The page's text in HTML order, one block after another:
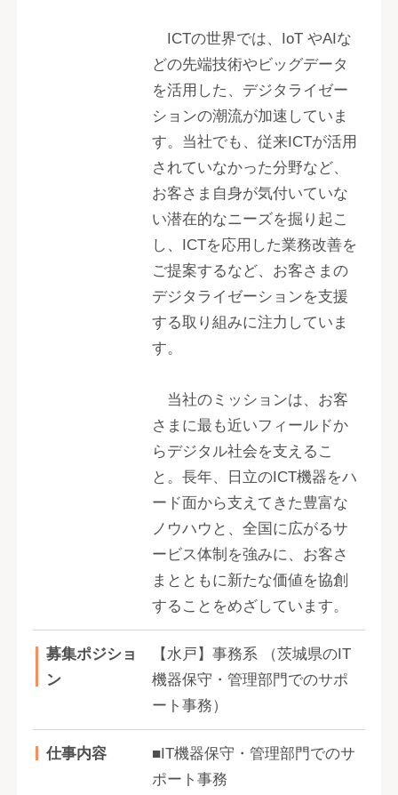
ICTの世界では、IoT やAIな
どの先端技術やビッグデータ
を活用した、デジタライゼー
ションの潮流が加速していま
す。当社でも、従来ICTが活用
されていなかった分野など、
お客さま自身が気付いていな
い潜在的なニーズを掘り起こ
し、ICTを応用した業務改善を
ご提案するなど、お客さまの
デジタライゼーションを支援
する取り組みに注力していま
す。
当社のミッションは、お客
さまに最も近いフィールドか
らデジタル社会を支えるこ
と。長年、日立のICT機器をハ
ード面から支えてきた豊富な
ノウハウと、全国に広がるサ
ービス体制を強みに、お客さ
まとともに新たな価値を協創
することをめざしています。
募集ポジショ
ン
【水戸】事務系 （茨城県のIT
機器保守・管理部門でのサポ
ート事務）
仕事内容
■IT機器保守・管理部門でのサ
ポート事務